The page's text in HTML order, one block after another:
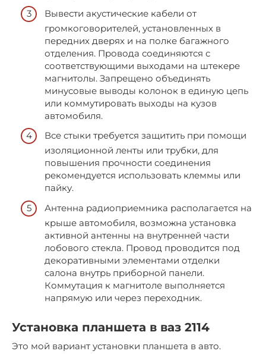
Вывести акустические кабели от
громкоговорителей, установленных в
передних дверях и на полке багажного
отделения. Провода соединяются с
соответствующими выходами на штекере
магнитолы. Запрещено объединять
минусовые выводы колонок в единую цепь
или коммутировать выходы на кузов
автомобиля.
Все стыки требуется защитить при помощи
изоляционной ленты или трубки, для
повышения прочности соединения
рекомендуется использовать клеммы или
пайку.
Антенна радиоприемника располагается на
крыше автомобиля, возможна установка
активной антенны на внутренней части
лобового стекла. Провод проводится под
декоративными элементами отделки
салона внутрь приборной панели.
Коммутация к магнитоле выполняется
напрямую или через переходник.
Установка планшета в ваз 2114
Это мой вариант установки планшета в авто.